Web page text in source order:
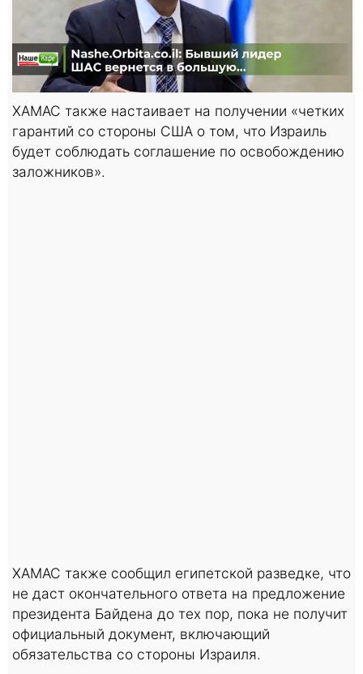
ХАМАС также настаивает на получении «четких
гарантий со стороны США о том, что Израиль
будет соблюдать соглашение по освобождению
заложников».
ХАМАС также сообщил египетской разведке, что
не даст окончательного ответа на предложение
президента Байдена до тех пор, пока не получит
официальный документ, включающий
обязательства со стороны Израиля.